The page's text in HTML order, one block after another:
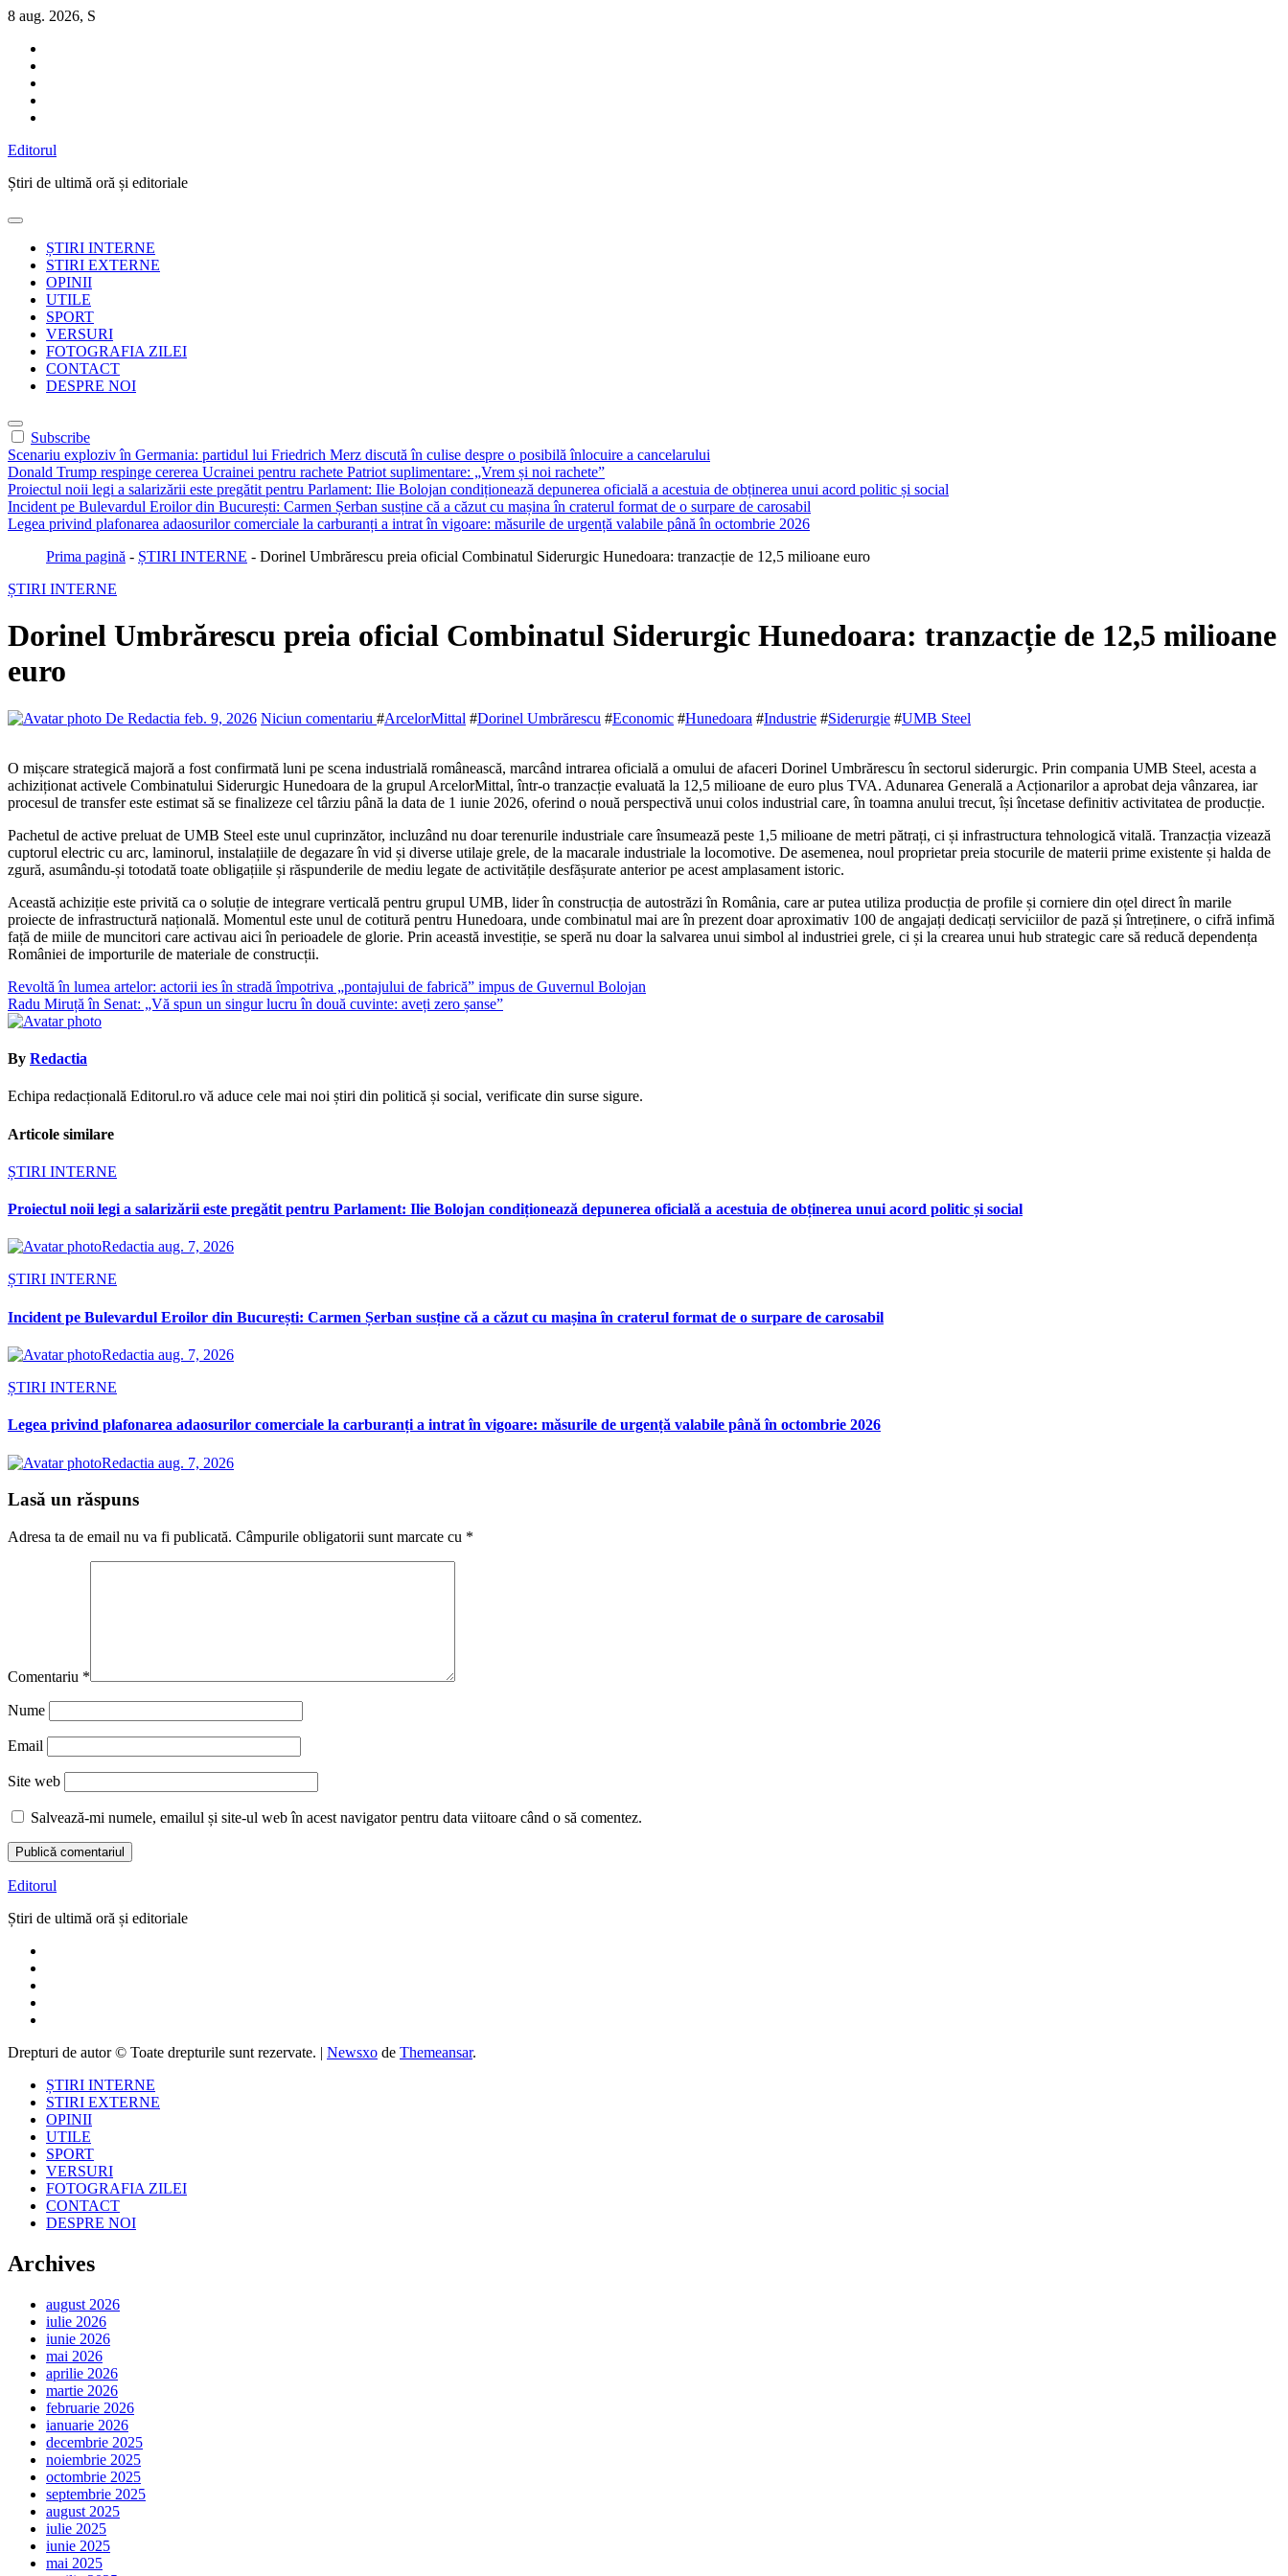
Sari
conținut
8 aug. 2026, S
Editorul
Știri de ultimă oră și editoriale
ȘTIRI INTERNE
STIRI EXTERNE
OPINII
UTILE
SPORT
VERSURI
FOTOGRAFIA ZILEI
CONTACT
DESPRE NOI
Subscribe
Scenariu exploziv în Germania: partidul lui Friedrich Merz discută în culise despre o posibilă înlocuire a cancelarului
Donald Trump respinge cererea Ucrainei pentru rachete Patriot suplimentare: „Vrem și noi rachete”
Proiectul noii legi a salarizării este pregătit pentru Parlament: Ilie Bolojan condiționează depunerea oficială a acestuia de obținerea unui acord politic și social
Incident pe Bulevardul Eroilor din București: Carmen Șerban susține că a căzut cu mașina în craterul format de o surpare de carosabil
Legea privind plafonarea adaosurilor comerciale la carburanți a intrat în vigoare: măsurile de urgență valabile până în octombrie 2026
Prima pagină - ȘTIRI INTERNE - Dorinel Umbrărescu preia oficial Combinatul Siderurgic Hunedoara: tranzacție de 12,5 milioane euro
ȘTIRI INTERNE
Dorinel Umbrărescu preia oficial Combinatul Siderurgic Hunedoara: tranzacție de 12,5 milioane
euro
De Redactia feb. 9, 2026 Niciun comentariu #ArcelorMittal #Dorinel Umbrărescu #Economic #Hunedoara #Industrie #Siderurgie #UMB Steel
O mișcare strategică majoră a fost confirmată luni pe scena industrială românească, marcând intrarea oficială a omului de afaceri Dorinel Umbrărescu în sectorul siderurgic. Prin compania UMB Steel, acesta a
achiziționat activele Combinatului Siderurgic Hunedoara de la grupul ArcelorMittal, într-o tranzacție evaluată la 12,5 milioane de euro plus TVA. Adunarea Generală a Acționarilor a aprobat deja vânzarea, iar
procesul de transfer este estimat să se finalizeze cel târziu până la data de 1 iunie 2026, oferind o nouă perspectivă unui colos industrial care, în toamna anului trecut, își încetase definitiv activitatea de producție.
Pachetul de active preluat de UMB Steel este unul cuprinzător, incluzând nu doar terenurile industriale care însumează peste 1,5 milioane de metri pătrați, ci și infrastructura tehnologică vitală. Tranzacția vizează
cuptorul electric cu arc, laminorul, instalațiile de degazare în vid și diverse utilaje grele, de la macarale industriale la locomotive. De asemenea, noul proprietar preia stocurile de materii prime existente și halda de
zgură, asumându-și totodată toate obligațiile și răspunderile de mediu legate de activitățile desfășurate anterior pe acest amplasament istoric.
Această achiziție este privită ca o soluție de integrare verticală pentru grupul UMB, lider în construcția de autostrăzi în România, care ar putea utiliza producția de profile și corniere din oțel direct în marile
proiecte de infrastructură națională. Momentul este unul de cotitură pentru Hunedoara, unde combinatul mai are în prezent doar aproximativ 100 de angajați dedicați serviciilor de pază și întreținere, o cifră infimă
față de miile de muncitori care activau aici în perioadele de glorie. Prin această investiție, se speră nu doar la salvarea unui simbol al industriei grele, ci și la crearea unui hub strategic care să reducă dependența
României de importurile de materiale de construcții.
Navigare
în
Revoltă în lumea artelor: actorii ies în stradă împotriva „pontajului de fabrică” impus de Guvernul Bolojan
Radu Miruță în Senat: „Vă spun un singur lucru în două cuvinte: aveți zero șanse”
By Redactia
Echipa redacțională Editorul.ro vă aduce cele mai noi știri din politică și social, verificate din surse sigure.
Articole similare
ȘTIRI INTERNE
Proiectul noii legi a salarizării este pregătit pentru Parlament: Ilie Bolojan condiționează depunerea oficială a acestuia de obținerea unui acord politic și social
Redactia aug. 7, 2026
ȘTIRI INTERNE
Incident pe Bulevardul Eroilor din București: Carmen Șerban susține că a căzut cu mașina în craterul format de o surpare de carosabil
Redactia aug. 7, 2026
ȘTIRI INTERNE
Legea privind plafonarea adaosurilor comerciale la carburanți a intrat în vigoare: măsurile de urgență valabile până în octombrie 2026
Redactia aug. 7, 2026
Lasă un răspuns
Adresa ta de email nu va fi publicată. Câmpurile obligatorii sunt marcate cu *
Comentariu *
Nume
Email
Site web
Salvează-mi numele, emailul și site-ul web în acest navigator pentru data viitoare când o să comentez.
Editorul
Știri de ultimă oră și editoriale
Drepturi de autor © Toate drepturile sunt rezervate. | Newsxo de Themeansar.
ȘTIRI INTERNE
STIRI EXTERNE
OPINII
UTILE
SPORT
VERSURI
FOTOGRAFIA ZILEI
CONTACT
DESPRE NOI
Archives
august 2026
iulie 2026
iunie 2026
mai 2026
aprilie 2026
martie 2026
februarie 2026
ianuarie 2026
decembrie 2025
noiembrie 2025
octombrie 2025
septembrie 2025
august 2025
iulie 2025
iunie 2025
mai 2025